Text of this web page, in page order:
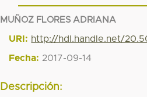
MUÑOZ FLORES ADRIANA
URI: http://hdl.handle.net/
Fecha: 2017-09-14
Descripción: